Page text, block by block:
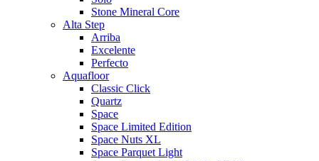
Stone Mineral Core
Alta Step
Arriba
Excelente
Perfecto
Aquafloor
Classic Click
Quartz
Space
Space Limited Edition
Space Nuts XL
Space Parquet Light